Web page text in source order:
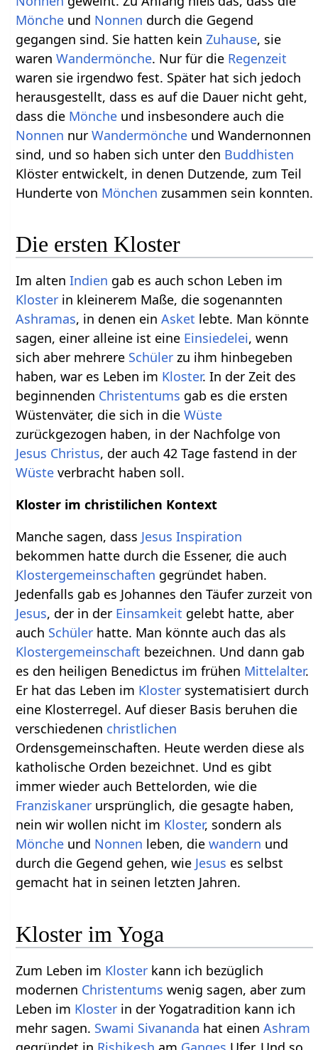
Mönche und Nonnen durch die Gegend
gegangen sind. Sie hatten keinZuhause, sie
warenWandermönche. Nur für die Regenzeit
waren sie irgendwo fest. Später hat sich jedoch
herausgestellt, dass es auf die Dauer nicht geht,
dass die Mönche und insbesondere auch die
Nonnen nurWandermönche und Wandernonnen
sind, und so haben sich unter den Buddhisten
Klöster entwickelt, in denen Dutzende, zum Teil
Hunderte von Mönchen zusammen sein konnten.
Die ersten Kloster
Im altenIndien gab es auch schon Leben im
Kloster in kleinerem Maße, die sogenannten
Ashramas, in denen einAsket lebte. Man könnte
sagen, einer alleine ist eine Einsiedelei, wenn
sich aber mehrere Schüler zu ihm hinbegeben
haben, war es Leben im Kloster. In der Zeit des
beginnenden Christentums gab es die ersten
Wüstenväter, die sich in dieWüste
zurückgezogen haben, in der Nachfolge von
Jesus Christus, der auch 42 Tage fastend in der
Wüste verbracht haben soll.
Kloster im christilichen Kontext
Manche sagen, dass Jesus Inspiration
bekommen hatte durch die Essener, die auch
Klostergemeinschaften gegründet haben.
Jedenfalls gab es Johannes den Täufer zurzeit von
Jesus, der in der Einsamkeit gelebt hatte, aber
auch Schüler hatte. Man könnte auch das als
Klostergemeinschaft bezeichnen. Und dann gab
es den heiligen Benedictus im frühen Mittelalter.
Er hat das Leben im Kloster systematisiert durch
eine Klosterregel. Auf dieser Basis beruhen die
verschiedenen christlichen
Ordensgemeinschaften. Heute werden diese als
katholische Orden bezeichnet. Und es gibt
immer wieder auch Bettelorden, wie die
Franziskaner ursprünglich, die gesagte haben,
nein wir wollen nicht im Kloster, sondern als
Mönche und Nonnen leben, diewandern und
durch die Gegend gehen, wie Jesus es selbst
gemacht hat in seinen letzten Jahren.
Kloster im Yoga
Zum Leben im Kloster kann ich bezüglich
modernen Christentums wenig sagen, aber zum
Leben im Kloster in der Yogatradition kann ich
mehr sagen. Swami Sivananda hat einenAshram